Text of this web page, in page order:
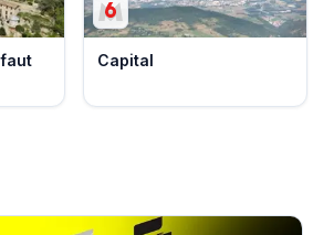
Capital